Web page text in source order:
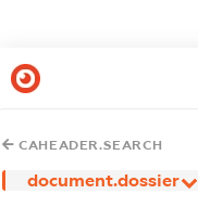
CAHEADER.SEARCH
document.dossier